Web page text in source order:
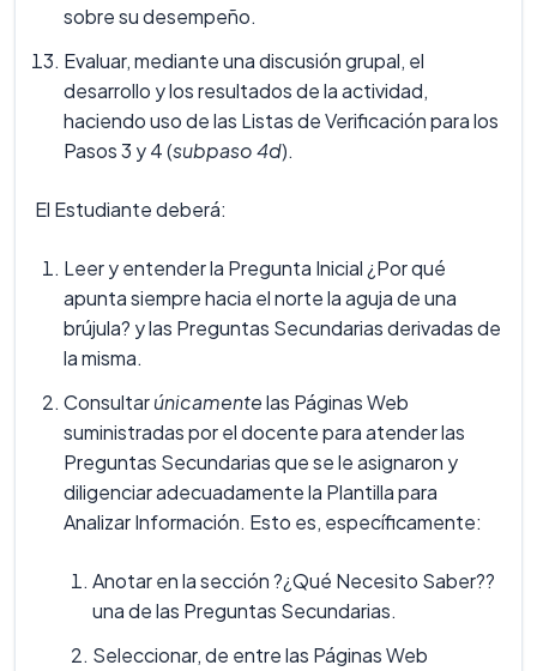
sobre su desempeño.
Evaluar, mediante una discusión grupal, el
desarrollo y los resultados de la actividad,
haciendo uso de las Listas de Verificación para los
Pasos 3 y 4 (subpaso 4d).
El Estudiante deberá:
Leer y entender la Pregunta Inicial ¿Por qué
apunta siempre hacia el norte la aguja de una
brújula? y las Preguntas Secundarias derivadas de
la misma.
Consultarúnicamentelas Páginas Web
suministradas por el docente para atender las
Preguntas Secundarias que se le asignaron y
diligenciar adecuadamente la Plantilla para
Analizar Información. Esto es, específicamente:
Anotar en la sección ?¿Qué Necesito Saber??
una de las Preguntas Secundarias.
Seleccionar, de entre las Páginas Web